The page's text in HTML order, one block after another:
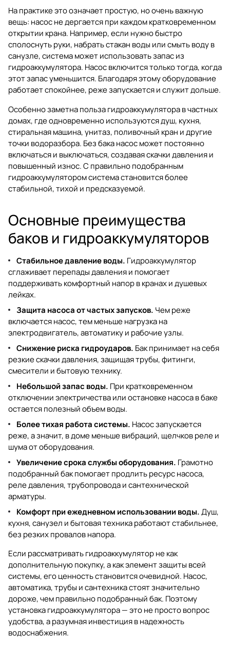
На практике это означает простую, но очень важную
вещь: насос не дергается при каждом кратковременном
открытии крана. Например, если нужно быстро
сполоснуть руки, набрать стакан воды или смыть воду в
санузле, система может использовать запас из
гидроаккумулятора. Насос включится только тогда, когда
этот запас уменьшится. Благодаря этому оборудование
работает спокойнее, реже запускается и служит дольше.
Особенно заметна польза гидроаккумулятора в частных
домах, где одновременно используются душ, кухня,
стиральная машина, унитаз, поливочный кран и другие
точки водоразбора. Без бака насос может постоянно
включаться и выключаться, создавая скачки давления и
повышенный износ. С правильно подобранным
гидроаккумулятором система становится более
стабильной, тихой и предсказуемой.
Основные преимущества
баков и гидроаккумуляторов
Стабильное давление воды. Гидроаккумулятор
сглаживает перепады давления и помогает
поддерживать комфортный напор в кранах и душевых
лейках.
Защита насоса от частых запусков. Чем реже
включается насос, тем меньше нагрузка на
электродвигатель, автоматику и рабочие узлы.
Снижение риска гидроударов. Бак принимает на себя
резкие скачки давления, защищая трубы, фитинги,
смесители и бытовую технику.
Небольшой запас воды. При кратковременном
отключении электричества или остановке насоса в баке
остается полезный объем воды.
Более тихая работа системы. Насос запускается
реже, а значит, в доме меньше вибраций, щелчков реле и
шума от оборудования.
Увеличение срока службы оборудования. Грамотно
подобранный бак помогает продлить ресурс насоса,
реле давления, трубопровода и сантехнической
арматуры.
Комфорт при ежедневном использовании воды.Душ,
кухня, санузел и бытовая техника работают стабильнее,
без резких провалов напора.
Если рассматривать гидроаккумулятор не как
дополнительную покупку, а как элемент защиты всей
системы, его ценность становится очевидной. Насос,
автоматика, трубы и сантехника стоят значительно
дороже, чем правильно подобранный бак. Поэтому
установка гидроаккумулятора — это не просто вопрос
удобства, а разумная инвестиция в надежность
водоснабжения.